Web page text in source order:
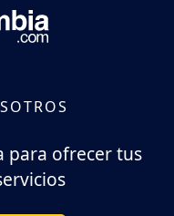
para ofrecer tus